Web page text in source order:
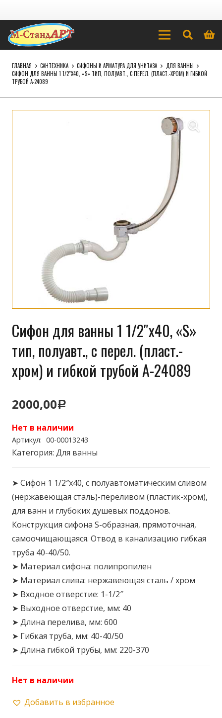
ГЛАВНАЯ САНТЕХНИКА СИФОНЫ И АРМАТУРА ДЛЯ УНИТАЗА
ДЛЯ ВАННЫ
СИФОН ДЛЯ ВАННЫ 1 1/2″Х40, «S» ТИП, ПОЛУАВТ., С ПЕРЕЛ. (ПЛАСТ.-ХРОМ) И ГИБКОЙ
ТРУБОЙ А-24089
Сифон для ванны 1 1/2″х40, «S»
тип, полуавт., с перел. (пласт.-
хром) и гибкой трубой А-24089
2000,00Р
Нет в наличии
Артикул: 00-00013243
Категория: Для ванны
➤ Сифон 1 1/2″х40, с полуавтоматическим сливом
(нержавеющая сталь)-переливом (пластик-хром),
для ванн и глубоких душевых поддонов.
Конструкция сифона S-образная, прямоточная,
самоочищающаяся. Отвод в канализацию гибкая
труба 40-40/50.
➤ Материал сифона: полипропилен
➤ Материал слива: нержавеющая сталь / хром
➤ Входное отверстие: 1-1/2″
➤ Выходное отверстие, мм: 40
➤ Длина перелива, мм: 600
➤ Гибкая труба, мм: 40-40/50
➤ Длина гибкой трубы, мм: 220-370
Нет в наличии
Добавить в избранное